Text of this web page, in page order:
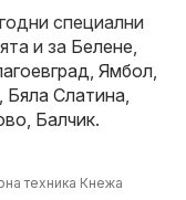
специални
и за Белене,
, Ямбол,
, Бяла Слатина,
, Балчик.
техника Кнежа